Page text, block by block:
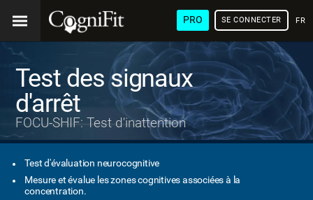
PRO SE CONNECTER
Test des signaux
d'arrêt
FOCU-SHIF: Test d'inattention
Test d'évaluation neurocognitive
Mesure et évalue les zones cognitives associées à la
concentration.